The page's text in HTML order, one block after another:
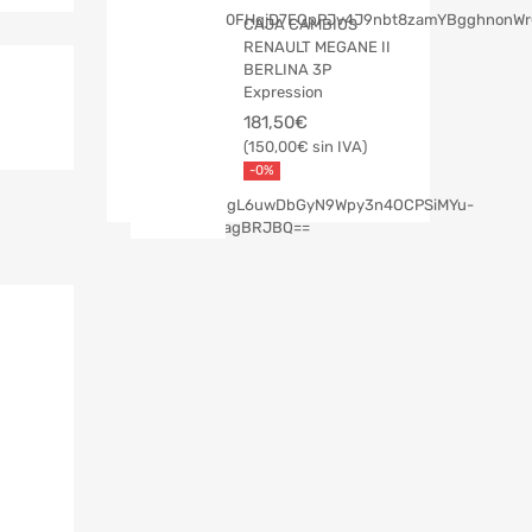
CAJA CAMBIOS
RENAULT MEGANE II
BERLINA 3P
Expression
181,50€
150,00€
-0%